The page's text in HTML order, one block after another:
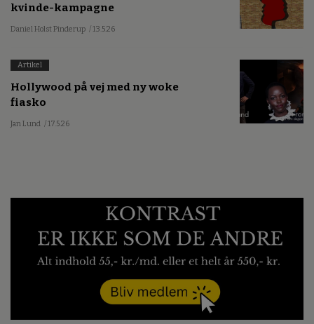
kvinde-kampagne
Daniel Holst Pinderup / 13.5.26
Artikel
Hollywood på vej med ny woke
fiasko
Jan Lund / 17.5.26